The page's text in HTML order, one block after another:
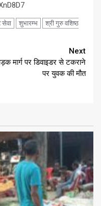
सेवा शुभारम्भ
श्री गुरु वशिष्ठ
Next
मार्ग पर डिवाइडर से टकराने
पर युवक की मौत